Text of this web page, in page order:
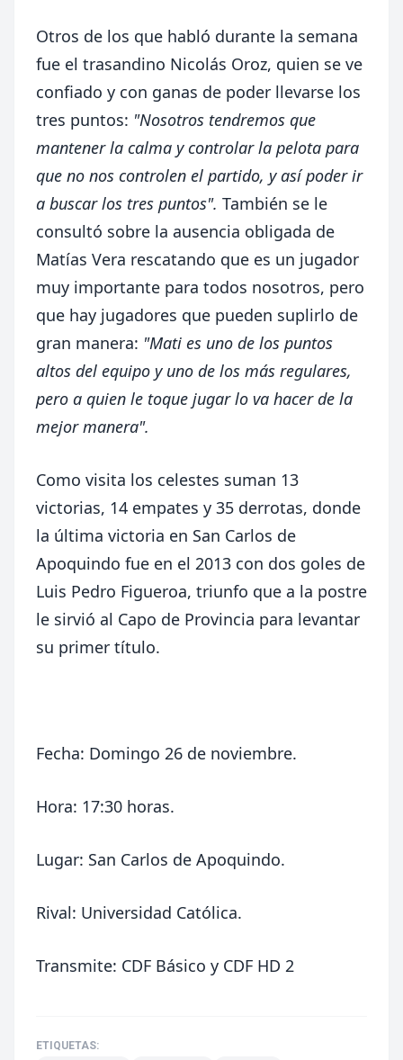
Otros de los que habló durante la semana
fue el trasandino Nicolás Oroz, quien se ve
confiado y con ganas de poder llevarse los
tres puntos: "Nosotros tendremos que
mantener la calma y controlar la pelota para
que no nos controlen el partido, y así poder ir
a buscar los tres puntos". También se le
consultó sobre la ausencia obligada de
Matías Vera rescatando que es un jugador
muy importante para todos nosotros, pero
que hay jugadores que pueden suplirlo de
gran manera: "Mati es uno de los puntos
altos del equipo y uno de los más regulares,
pero a quien le toque jugar lo va hacer de la
mejor manera".
Como visita los celestes suman 13
victorias, 14 empates y 35 derrotas, donde
la última victoria en San Carlos de
Apoquindo fue en el 2013 con dos goles de
Luis Pedro Figueroa, triunfo que a la postre
le sirvió al Capo de Provincia para levantar
su primer título.
Fecha: Domingo 26 de noviembre.
Hora: 17:30 horas.
Lugar: San Carlos de Apoquindo.
Rival: Universidad Católica.
Transmite: CDF Básico y CDF HD 2
ETIQUETAS: